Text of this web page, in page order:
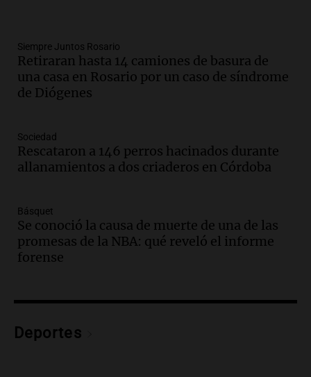
Audio.Boletín de Calificaciones de
Marcelo Lamberti (Rosario Central 2 - 1
Aldosivi)
Deportes Rosario
Audio.
Aldosivi (Campaz) - relato Gato Greco
Deportes Rosario
Audio.
del estudiante impulsan el crecimiento
en Villa María
Panorama Federal
Audio.La gran exposición de la rural de
diversas actividades y sorpresas
Siempre Juntos Rosario
Retiraran hasta 14 camiones de basura de
una casa en Rosario por un caso de síndrome
de Diógenes
Sociedad
Rescataron a 146 perros hacinados durante
allanamientos a dos criaderos en Córdoba
Básquet
Se conoció la causa de muerte de una de las
promesas de la NBA: qué reveló el informe
forense
Deportes